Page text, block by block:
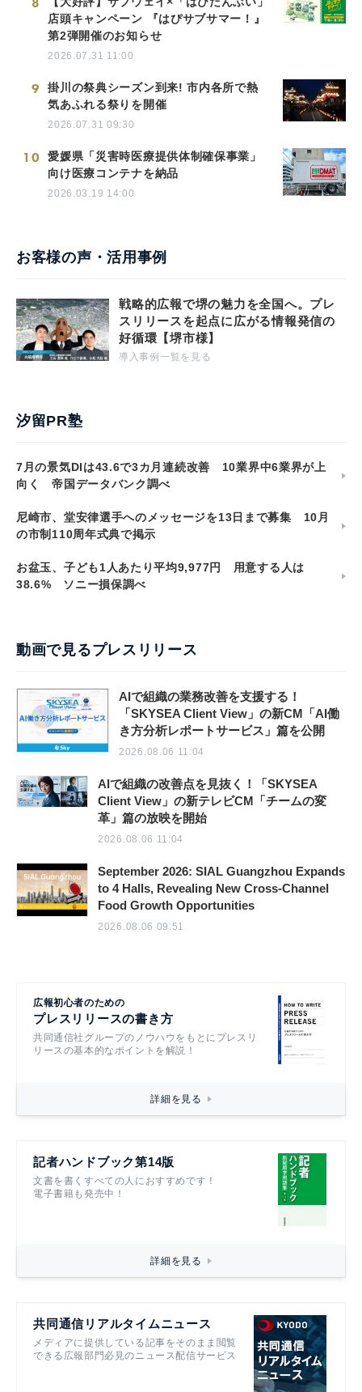
店頭キャンペーン 『はぴサブサマー！』
第2弾開催のお知らせ
2026.07.31 11:00
9
掛川の祭典シーズン到来! 市内各所で熱
気あふれる祭りを開催
2026.07.31 09:30
10
愛媛県「災害時医療提供体制確保事業」
向け医療コンテナを納品
2026.03.19 14:00
お客様の声・活用事例
戦略的広報で堺の魅力を全国へ。プレ
スリリースを起点に広がる情報発信の
好循環【堺市様】
導入事例一覧を見る
汐留PR塾
7月の景気DIは43.6で3カ月連続改善 10業界中6業界が上
向く 帝国データバンク調べ
尼崎市、堂安律選手へのメッセージを13日まで募集 10月
の市制110周年式典で掲示
お盆玉、子ども1人あたり平均9,977円 用意する人は
38.6% ソニー損保調べ
動画で見るプレスリリース
AIで組織の業務改善を支援する！
「SKYSEA Client View」の新CM「AI働
き方分析レポートサービス」篇を公開
2026.08.06 11:04
AIで組織の改善点を見抜く！「SKYSEA
Client View」の新テレビCM「チームの変
革」篇の放映を開始
2026.08.06 11:04
September 2026: SIAL Guangzhou Expands
to 4 Halls, Revealing New Cross-Channel
Food Growth Opportunities
2026.08.06 09:51
広報初心者のための
プレスリリースの書き方
共同通信社グループのノウハウをもとにプレスリ
リースの基本的なポイントを解説！
詳細を見る
記者ハンドブック第14版
文書を書くすべての人におすすめです！
電子書籍も発売中！
詳細を見る
共同通信リアルタイムニュース
メディアに提供している記事をそのまま閲覧
できる広報部門必見のニュース配信サービス